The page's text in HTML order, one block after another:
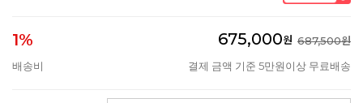
1% 675,000원 687,500원
배송비
결제 금액 기준 5만원이상 무료배송